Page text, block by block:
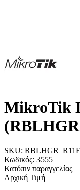
MikroTik
SKU:
Κωδικός: 3555
Κατόπιν παραγγελίας
Αρχική Τιμή